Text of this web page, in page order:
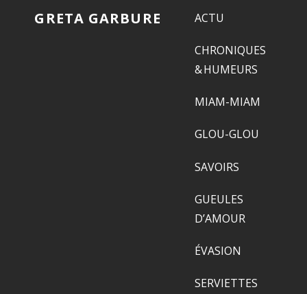
GRETA GARBURE ACTU
CHRONIQUES
& HUMEURS
MIAM-MIAM
GLOU-GLOU
SAVOIRS
GUEULES
D’AMOUR
ÉVASION
SERVIETTES